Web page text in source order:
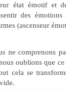
état émotif et
des émotions
(ascenseur
ne comprenons
oublions que
cela se